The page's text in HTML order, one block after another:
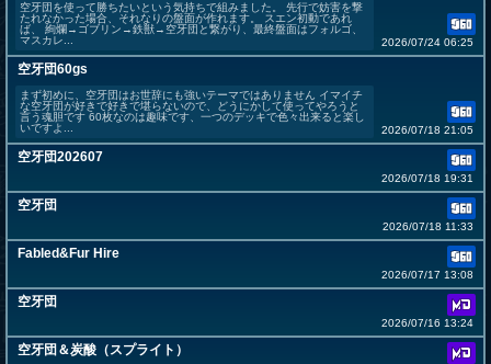
空牙団を使って勝ちたいという気持ちで組みました。 先行で妨害を撃
たれなかった場合、それなりの盤面が作れます。 スエン初動であれ
ば、 絢爛→ゴブリン→鉄獣→空牙団と繋がり、最終盤面はフォルゴ、
マスカレ...
2026/07/24 06:25
空牙団60gs
まず初めに、空牙団はお世辞にも強いテーマではありません イマイチ
な空牙団が好きで好きで堪らないので、どうにかして使ってやろうと
言う魂胆です 60枚なのは趣味です、一つのデッキで色々出来ると楽し
いですよ...
2026/07/18 21:05
空牙団202607
2026/07/18 19:31
空牙団
2026/07/18 11:33
Fabled&Fur Hire
2026/07/17 13:08
空牙団
2026/07/16 13:24
空牙団＆炭酸（スプライト）